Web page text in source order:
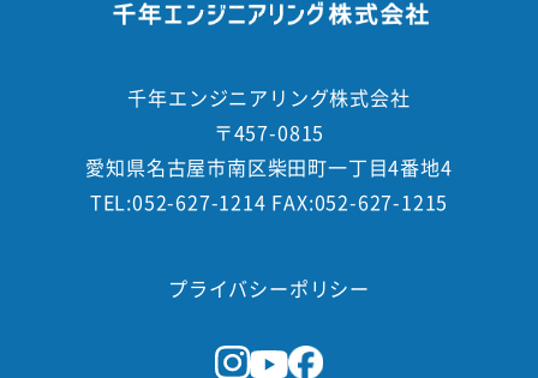
千年エンジニアリング株式会社
〒457-0815
愛知県名古屋市南区柴田町一丁目4番地4
TEL:052-627-1214 FAX:052-627-1215
プライバシーポリシー